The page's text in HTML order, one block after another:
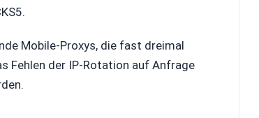
Mobile-Proxys, die fast dreimal
Fehlen der IP-Rotation auf Anfrage